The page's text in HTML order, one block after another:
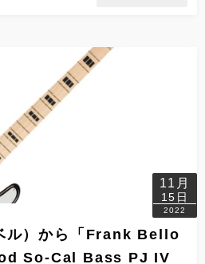
11月
15日
2022
ル）から「Frank Bello
So-Cal Bass PJ IV